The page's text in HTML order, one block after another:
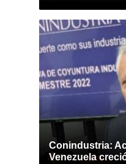
Conindustria:
Venezuela